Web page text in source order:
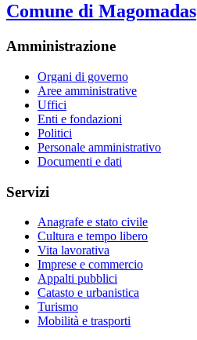
Comune di Magomadas
Amministrazione
Organi di governo
Aree amministrative
Uffici
Enti e fondazioni
Politici
Personale amministrativo
Documenti e dati
Servizi
Anagrafe e stato civile
Cultura e tempo libero
Vita lavorativa
Imprese e commercio
Appalti pubblici
Catasto e urbanistica
Turismo
Mobilità e trasporti